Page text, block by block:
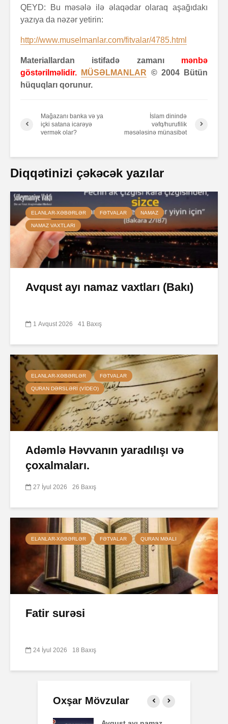
QEYD: Bu məsələ ilə əlaqədar olaraq aşağıdakı
yazıya da nəzər yetirin:
http://www.muselmanlar.com/fitvalar/4785.html
Materiallardan istifadə zamanı mənbə
göstərilməlidir.
MÜSƏLMANLAR © 2004 Bütün
hüquqları qorunur.
Mağazanı banka və ya
içki satana icarəyə
vermək olar?
İslam dinində
vəfq/hurufilik
məsələsinə münasibət
Diqqətinizi çəkəcək yazılar
ELANLAR-XƏBƏRLƏR FƏTVALAR NAMAZ
NAMAZ VAXTLARI
Avqust ayı namaz vaxtları (Bakı)
1 Avqust 2026 41 Baxış
ELANLAR-XƏBƏRLƏR FƏTVALAR
QURAN DƏRSLƏRI (VIDEO)
Adəmlə Həvvanın yaradılışı və
çoxalmaları.
27 İyul 2026 26 Baxış
ELANLAR-XƏBƏRLƏR FƏTVALAR QURAN MƏALI
Fatir surəsi
24 İyul 2026 18 Baxış
Oxşar Mövzular